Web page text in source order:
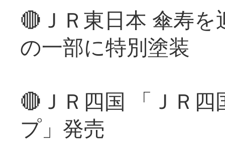
🔴ＪＲ東日本 傘寿
の一部に特別塗装
🔴ＪＲ四国 「ＪＲ
プ」発売